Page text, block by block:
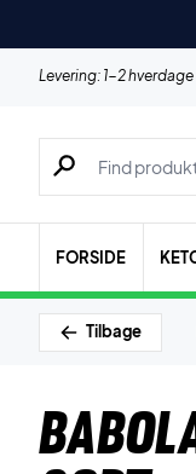
Levering: 1-2 hverdage
Søg efter
FORSIDE
Tilbage